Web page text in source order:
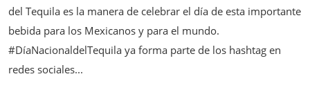
del Tequila es la manera de celebrar el día de esta importante
bebida para los Mexicanos y para el mundo.
#DíaNacionaldelTequila ya forma parte de los hashtag en
redes sociales...